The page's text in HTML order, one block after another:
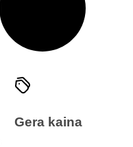
Gera kaina